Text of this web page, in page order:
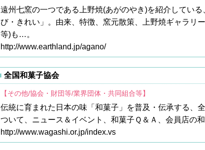
遠州七窯の一つである上野焼(あがのやき)を紹介してい
び・きれい」。由来、特徴、窯元散策、上野焼ギャラリ
等)も…。
http://www.earthland.jp/agano/
全国和菓子協会
【その他/協会・財団等/業界団体・共同組合等】
伝統に育まれた日本の味「和菓子」を普及・伝承する、
ついて、ニュース＆イベント、和菓子Ｑ＆Ａ、会員店の
http://www.wagashi.or.jp/index.vs